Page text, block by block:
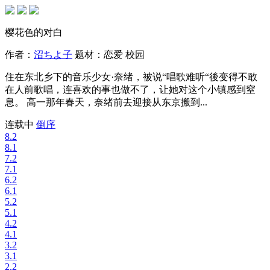
樱花色的对白
作者： 沼ちよ子 题材： 恋爱 校园
住在东北乡下的音乐少女·奈绪，被说“唱歌难听“後变得不敢
在人前歌唱，连喜欢的事也做不了，让她对这个小镇感到窒
息。 高一那年春天，奈绪前去迎接从东京搬到...
连载中 倒序
8.2
8.1
7.2
7.1
6.2
6.1
5.2
5.1
4.2
4.1
3.2
3.1
2.2